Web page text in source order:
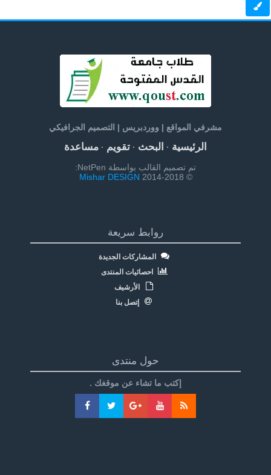
مشرفي المواقع | ووردبريس | التصميم الجرافيكي
الرئيسية· البحث· تقويم· مساعدة
تم تصميم القالب بواسطة NetPen:
© 2014-2018
Mishar DESIGN
روابط سريعة
المشاركات الجديدة
احصائيات المنتدى
الأرشيف
إتصل بنا
حول منتدى
إكتب ما تشاء عن موقغك .